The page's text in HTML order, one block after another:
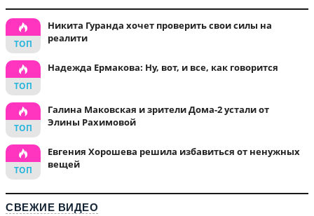
Никита Гуранда хочет проверить свои силы на
реалити
Надежда Ермакова: Ну, вот, и все, как говорится
Галина Маковская и зрители Дома-2 устали от
Элины Рахимовой
Евгения Хорошева решила избавиться от ненужных
вещей
СВЕЖИЕ ВИДЕО